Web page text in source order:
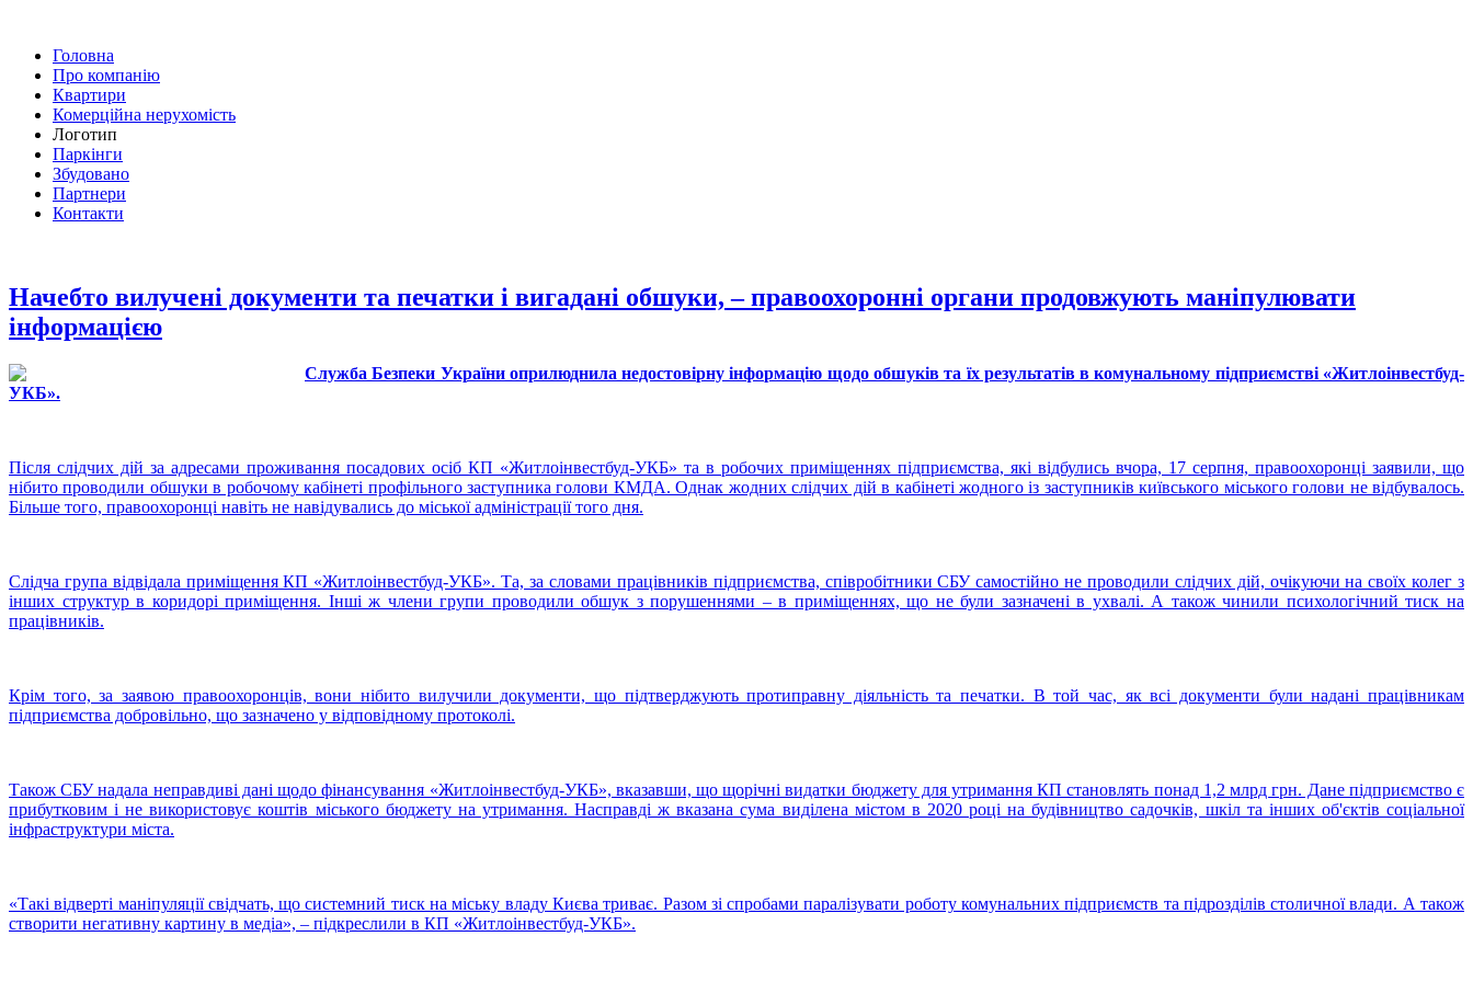
Головна
Про компанію
Квартири
Комерційна нерухомість
Логотип
Паркінги
Збудовано
Партнери
Контакти
Начебто вилучені документи та печатки і вигадані обшуки, – правоохоронні органи продовжують маніпулювати
інформацією
Служба Безпеки України оприлюднила недостовірну інформацію щодо обшуків та їх результатів в комунальному підприємстві «Житлоінвестбуд-
УКБ».
Після слідчих дій за адресами проживання посадових осіб КП «Житлоінвестбуд-УКБ» та в робочих приміщеннях підприємства, які відбулись вчора, 17 серпня, правоохоронці заявили, що
нібито проводили обшуки в робочому кабінеті профільного заступника голови КМДА. Однак жодних слідчих дій в кабінеті жодного із заступників київського міського голови не відбувалось.
Більше того, правоохоронці навіть не навідувались до міської адміністрації того дня.
Слідча група відвідала приміщення КП «Житлоінвестбуд-УКБ». Та, за словами працівників підприємства, співробітники СБУ самостійно не проводили слідчих дій, очікуючи на своїх колег з
інших структур в коридорі приміщення. Інші ж члени групи проводили обшук з порушеннями – в приміщеннях, що не були зазначені в ухвалі. А також чинили психологічний тиск на
працівників.
Крім того, за заявою правоохоронців, вони нібито вилучили документи, що підтверджують протиправну діяльність та печатки. В той час, як всі документи були надані працівникам
підприємства добровільно, що зазначено у відповідному протоколі.
Також СБУ надала неправдиві дані щодо фінансування «Житлоінвестбуд-УКБ», вказавши, що щорічні видатки бюджету для утримання КП становлять понад 1,2 млрд грн. Дане підприємство є
прибутковим і не використовує коштів міського бюджету на утримання. Насправді ж вказана сума виділена містом в 2020 році на будівництво садочків, шкіл та інших об'єктів соціальної
інфраструктури міста.
«Такі відверті маніпуляції свідчать, що системний тиск на міську владу Києва триває. Разом зі спробами паралізувати роботу комунальних підприємств та підрозділів столичної влади. А також
створити негативну картину в медіа», – підкреслили в КП «Житлоінвестбуд-УКБ».